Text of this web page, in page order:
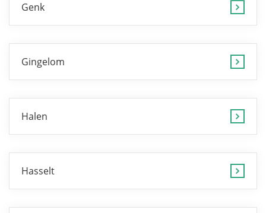
Genk
Gingelom
Halen
Hasselt